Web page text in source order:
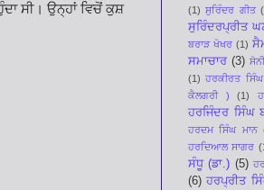
ਸੀ। ਉਨ੍ਹਾਂ ਵਿਚੋਂ ਕੁਸ਼
(1) ਸੁਰਿੰਦਰ ਗੀਤ
ਸੁਰਿੰਦਰਪ੍ਰੀਤ
ਬਰਾੜ ਖੋਖਰ (1)
ਸਮਾਚਾਰ (3)
(1) ਹਰਕੀਰਤ
ਕੈਲਗਰੀ )
(1)
ਹਰਜਿੰਦਰ ਸਿੰਘ
ਹਰਦਮ ਸਿੰਘ ਮਾਨ
ਹਰਦਿਆਲ ਸਾਗਰ
ਸੰਧੂ (ਡਾ.) (5)
(6) ਹਰਪ੍ਰੀਤ